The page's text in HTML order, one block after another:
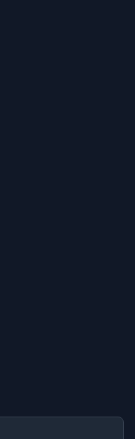
i
z południa
zapewnia
Urząd
Rozwoju i
Pszczyńskie
Rekreacji i